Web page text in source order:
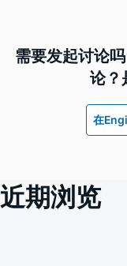
需要发起讨论
论？
在
近期浏览